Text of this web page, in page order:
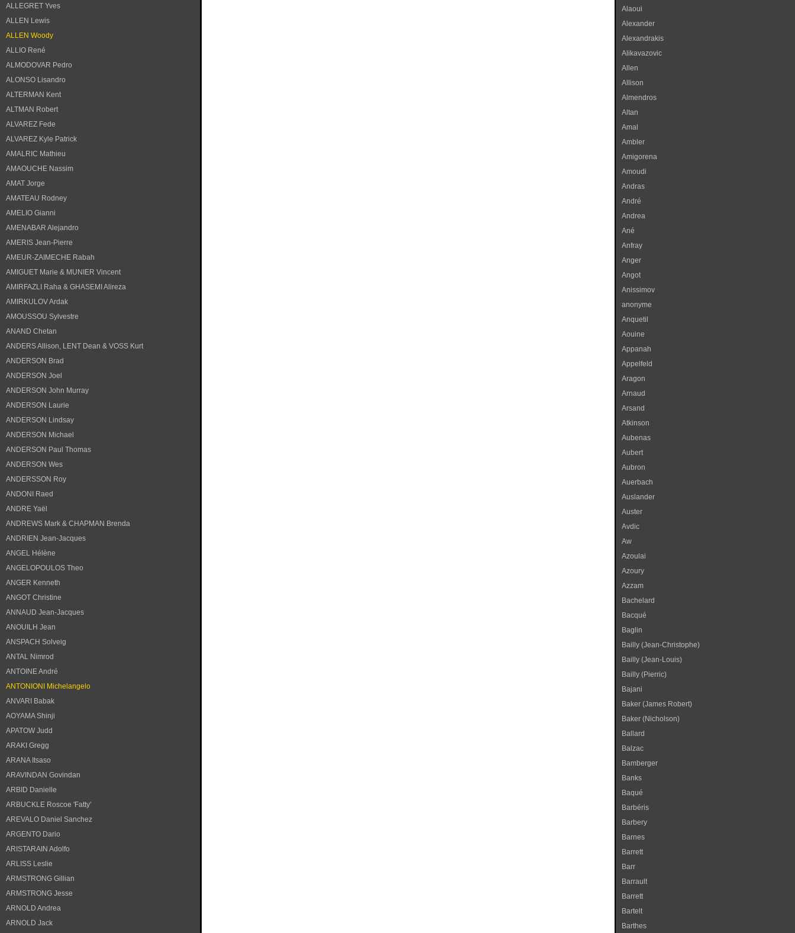
ALLEGRET Yves
ALLEN Lewis
ALLEN Woody
ALLIO René
ALMODOVAR Pedro
ALONSO Lisandro
ALTERMAN Kent
ALTMAN Robert
ALVAREZ Fede
ALVAREZ Kyle Patrick
AMALRIC Mathieu
AMAOUCHE Nassim
AMAT Jorge
AMATEAU Rodney
AMELIO Gianni
AMENABAR Alejandro
AMERIS Jean-Pierre
AMEUR-ZAIMECHE Rabah
AMIGUET Marie & MUNIER Vincent
AMIRFAZLI Raha & GHASEMI Alireza
AMIRKULOV Ardak
AMOUSSOU Sylvestre
ANAND Chetan
ANDERS Allison, LENT Dean & VOSS Kurt
ANDERSON Brad
ANDERSON Joel
ANDERSON John Murray
ANDERSON Laurie
ANDERSON Lindsay
ANDERSON Michael
ANDERSON Paul Thomas
ANDERSON Wes
ANDERSSON Roy
ANDONI Raed
ANDRE Yaël
ANDREWS Mark & CHAPMAN Brenda
ANDRIEN Jean-Jacques
ANGEL Hélène
ANGELOPOULOS Theo
ANGER Kenneth
ANGOT Christine
ANNAUD Jean-Jacques
ANOUILH Jean
ANSPACH Solveig
ANTAL Nimrod
ANTOINE André
ANTONIONI Michelangelo
ANVARI Babak
AOYAMA Shinji
APATOW Judd
ARAKI Gregg
ARANA Itsaso
ARAVINDAN Govindan
ARBID Danielle
ARBUCKLE Roscoe 'Fatty'
AREVALO Daniel Sanchez
ARGENTO Dario
ARISTARAIN Adolfo
ARLISS Leslie
ARMSTRONG Gillian
ARMSTRONG Jesse
ARNOLD Andrea
ARNOLD Jack
Alaoui
Alexander
Alexandrakis
Alikavazovic
Allen
Allison
Almendros
Altan
Amal
Ambler
Amigorena
Amoudi
Andras
André
Andrea
Ané
Anfray
Anger
Angot
Anissimov
anonyme
Anquetil
Aouine
Appanah
Appelfeld
Aragon
Arnaud
Arsand
Atkinson
Aubenas
Aubert
Aubron
Auerbach
Auslander
Auster
Avdic
Aw
Azoulai
Azoury
Azzam
Bachelard
Bacqué
Baglin
Bailly (Jean-Christophe)
Bailly (Jean-Louis)
Bailly (Pierric)
Bajani
Baker (James Robert)
Baker (Nicholson)
Ballard
Balzac
Bamberger
Banks
Baqué
Barbéris
Barbery
Barnes
Barrett
Barr
Barrault
Barrett
Bartelt
Barthes